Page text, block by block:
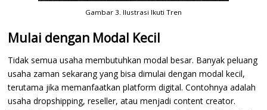
Gambar 3. Ilustrasi Ikuti Tren
Mulai dengan Modal Kecil
Tidak semua usaha membutuhkan modal besar. Banyak peluang
usaha zaman sekarang yang bisa dimulai dengan modal kecil,
terutama jika memanfaatkan platform digital. Contohnya adalah
usaha dropshipping, reseller, atau menjadi content creator.